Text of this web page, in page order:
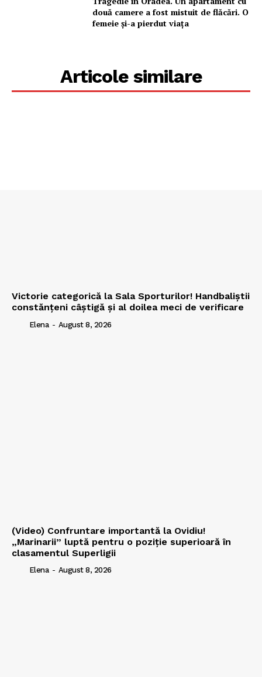
două camere a fost mistuit de flăcări. O
femeie și-a pierdut viața
Articole similare
Victorie categorică la Sala Sporturilor! Handbaliștii
constănțeni câștigă și al doilea meci de verificare
Elena - August 8, 2026
(Video) Confruntare importantă la Ovidiu!
„Marinarii” luptă pentru o poziție superioară în
clasamentul Superligii
Elena - August 8, 2026